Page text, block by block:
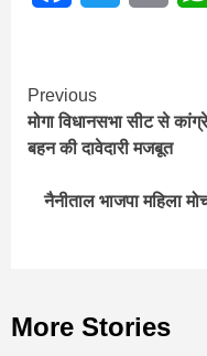
Continue
Reading
Previous
मोगा विधानसभा सीट से
बहन की दावेदारी मजबूत
नैनीताल भाजपा महिला
More Stories